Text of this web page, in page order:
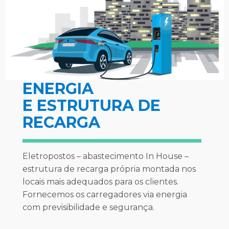
ENERGIA
E ESTRUTURA DE
RECARGA
Eletropostos – abastecimento In House –
estrutura de recarga própria montada nos
locais mais adequados para os clientes.
Fornecemos os carregadores via energia
com previsibilidade e segurança.